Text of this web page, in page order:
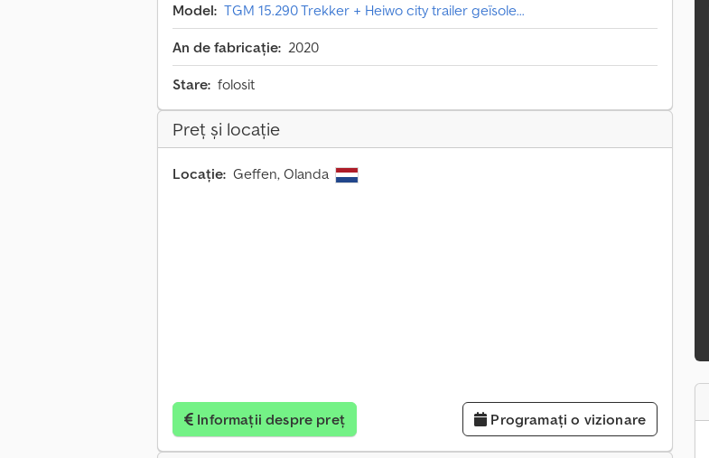
Model: TGM 15.290 Trekker + Heiwo city trailer geïsole...
An de fabricație: 2020
Stare: folosit
Preț și locație
Locație: Geffen, Olanda
Informații despre preț Programați o vizionare